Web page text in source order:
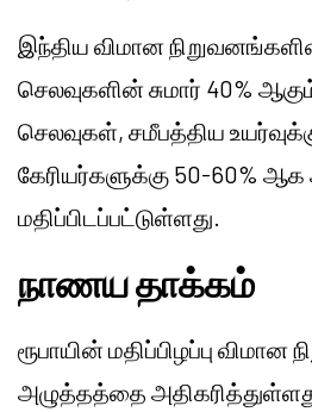
இந்திய விமான
செலவுகளின் சுமார் 40%
செலவுகள், சமீபத்திய
கேரியர்களுக்கு 50-60%
மதிப்பிடப்பட்டுள்ளது.
நாணய தாக்கம்
ரூபாயின் மதிப்பிழப்பு விமான
அழுத்தத்தை